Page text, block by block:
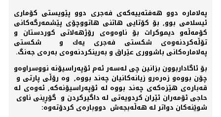
پەلامارە دوو هەفتەییەكەی فەجری دوو پێویستی كۆماری
ئیسلامی بوو, بۆ كۆتایی هاتنی هاتووچۆی پێشمەرگەكانی
كۆمەڵەو دیموكرات بۆ ناوەوەی رۆژهەلاتی كوردستان و
تۆڵەكردنەوەی شكستی فەجری یەك و شكستی
پەلامارەكانی باشووری عێراق و بەرینكردنەوەی بەرەی جەنگ.
بۆ ئاگاداربوون بزانین چی لەسەر ئەم ئۆپەراسیۆنە نووسراوەو
چۆن بووەو زەرەرو زیانەكانیان چەند بووە, وە رۆڵی پارتی و
قەبارەی هێزەكەی چەند بووە لە ئۆپەراسیۆنەكە, ئەوەی لە
حاجی ئۆمەران ئێران كردویەتی لە داگیركردن و گۆڕینی ناوی
شوێنەكان دواتر لە هەڵەبجەش دووبارەی كردۆتەوە: